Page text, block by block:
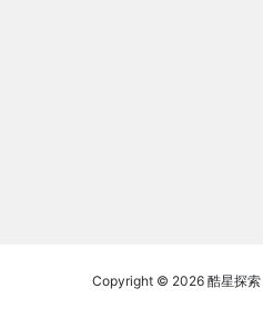
Copyright © 2026 酷星探索